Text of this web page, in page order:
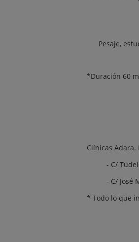
Pesaje,
*Duración 60
Clínicas
- C/
- C/ José
* Todo lo que